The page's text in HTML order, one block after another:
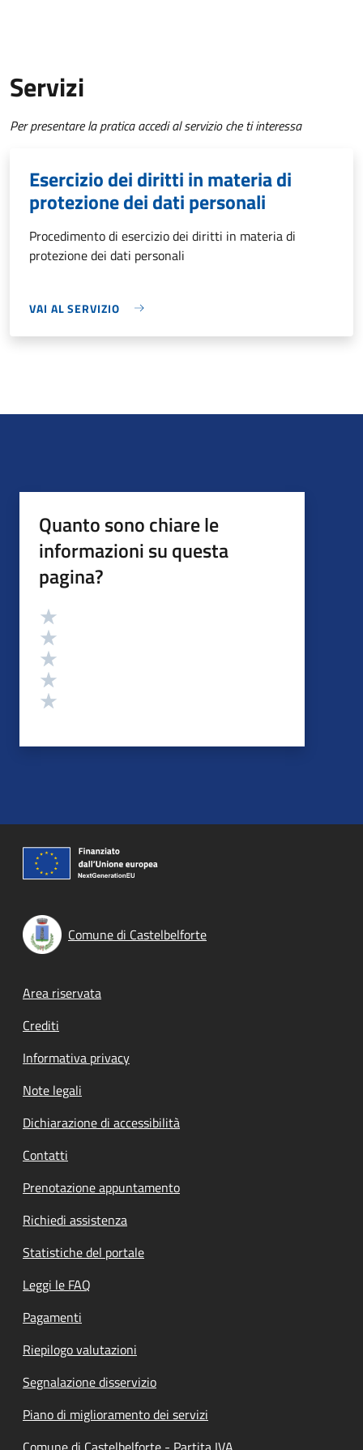
Servizi
Per presentare la pratica accedi al servizio che ti interessa
Esercizio dei diritti in materia di
protezione dei dati personali
Procedimento di esercizio dei diritti in materia di
protezione dei dati personali
VAI AL SERVIZIO
Quanto sono chiare le
informazioni su questa
pagina?
Valutazione
Comune di Castelbelforte
Footer menu
Area riservata
Crediti
Informativa privacy
Note legali
Dichiarazione di accessibilità
Contatti
Prenotazione appuntamento
Richiedi assistenza
Statistiche del portale
Leggi le FAQ
Pagamenti
Riepilogo valutazioni
Segnalazione disservizio
Piano di miglioramento dei servizi